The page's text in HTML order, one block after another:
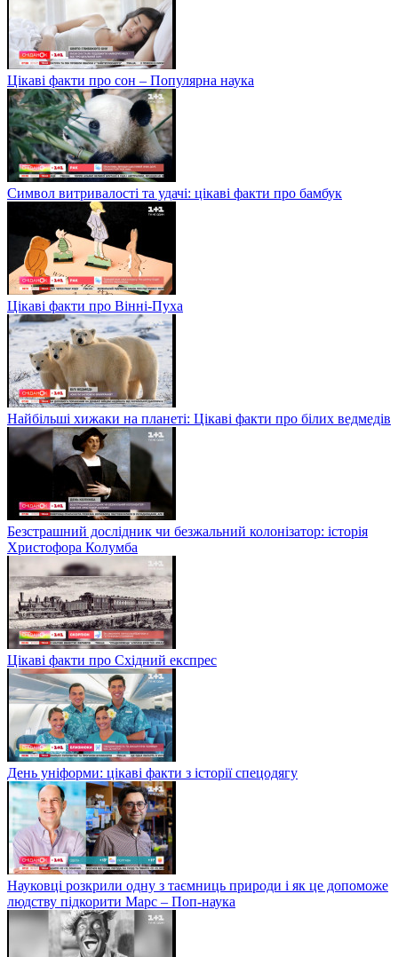
Цікаві факти про сон – Популярна наука
Символ витривалості та удачі: цікаві факти про бамбук
Цікаві факти про Вінні-Пуха
Найбільші хижаки на планеті: Цікаві факти про білих ведмедів
Безстрашний дослідник чи безжальний колонізатор: історія
Христофора Колумба
Цікаві факти про Східний експрес
День уніформи: цікаві факти з історії спецодягу
Науковці розкрили одну з таємниць природи і як це допоможе
людству підкорити Марс – Поп-наука